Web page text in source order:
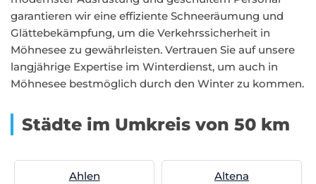
garantieren wir eine effiziente Schneeräumung und
Glättebekämpfung, um die Verkehrssicherheit in
Möhnesee zu gewährleisten. Vertrauen Sie auf unsere
langjährige Expertise im Winterdienst, um auch in
Möhnesee bestmöglich durch den Winter zu kommen.
Städte im Umkreis von 50 km
Ahlen Altena